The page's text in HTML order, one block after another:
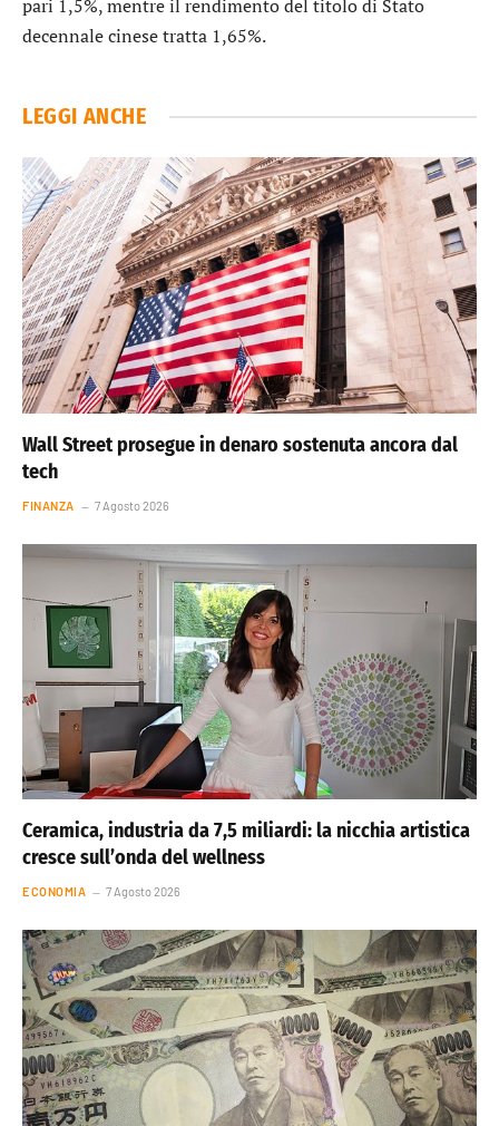
pari 1,5%, mentre il rendimento del titolo di Stato
decennale cinesetratta 1,65%.
LEGGI ANCHE
Wall Street prosegue in denaro sostenuta ancora dal
tech
FINANZA 7 Agosto 2026
Ceramica, industria da 7,5 miliardi: la nicchia artistica
cresce sull’onda del wellness
ECONOMIA 7 Agosto 2026